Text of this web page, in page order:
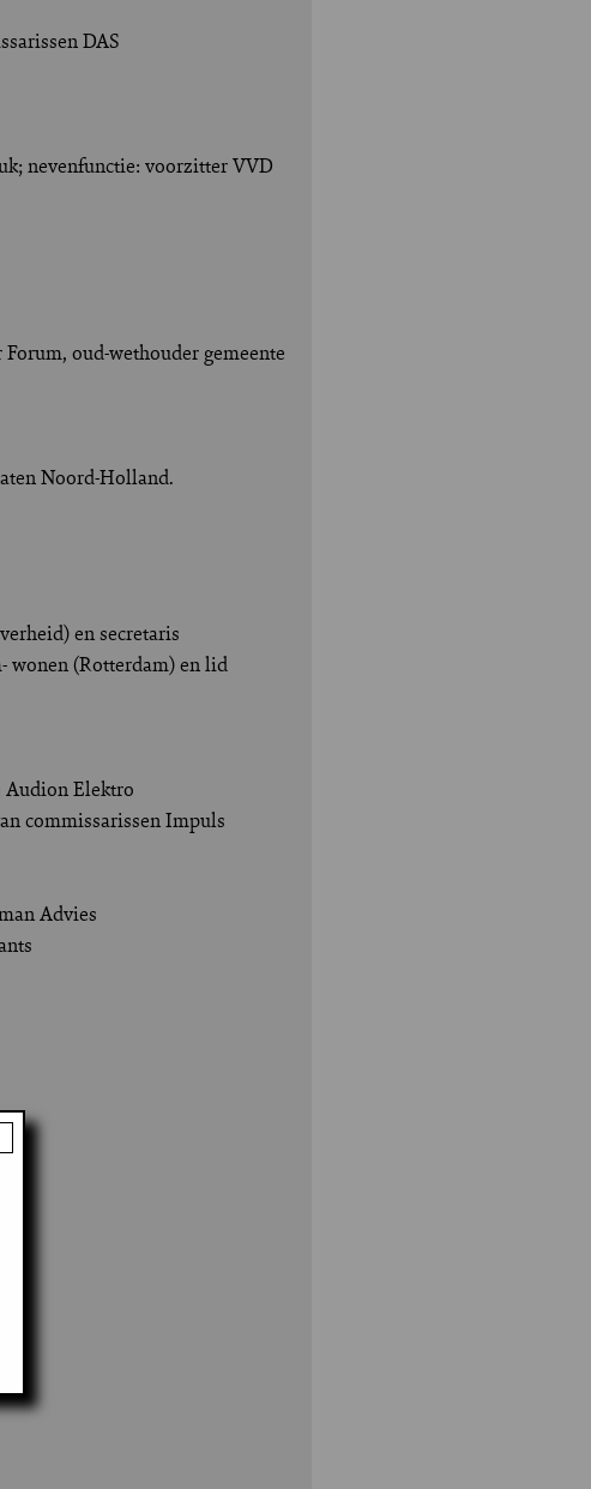
DAS
nevenfunctie: voorzitter VVD
oud-wethouder gemeente
Noord-Holland.
en secretaris
wonen (Rotterdam) en lid
Audion Elektro
commissarissen Impuls
Advies